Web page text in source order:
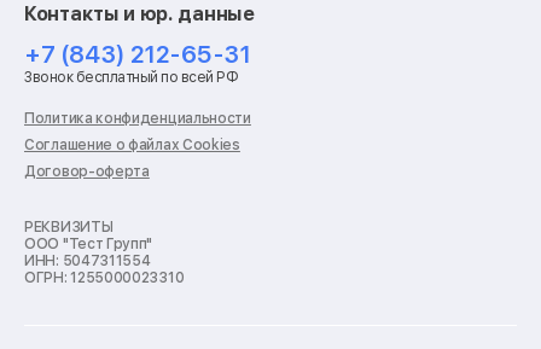
Ремонт роботов-пылесосов
Ремонт холодильников
Ремонт стиральных машин
Ремонт пылесосов
Ремонт варочных панелей
Ремонт духовых шкафов
Ремонт кондиционеров
Ремонт кухонных комбайнов
Ремонт морозильных камер
Ремонт отпаривателей
Ремонт плоттеров
Контакты и юр. данные
+7 (843) 212-65-31
Звонок бесплатный по всей РФ
Политика конфиденциальности
Соглашение о файлах Cookies
Договор-оферта
РЕКВИЗИТЫ
ООО "Тест Групп"
ИНН: 5047311554
ОГРН: 1255000023310